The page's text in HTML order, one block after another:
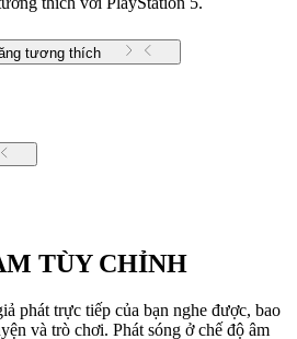
tương thích
TÙY CHỈNH
phát trực tiếp của bạn nghe được, bao
và trò chơi. Phát sóng ở chế độ âm